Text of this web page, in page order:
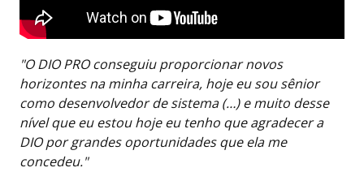
"O DIO PRO conseguiu proporcionar novos
horizontes na minha carreira, hoje eu sou sênior
como desenvolvedor de sistema (…) e muito desse
nível que eu estou hoje eu tenho que agradecer a
DIO por grandes oportunidades que ela me
concedeu."